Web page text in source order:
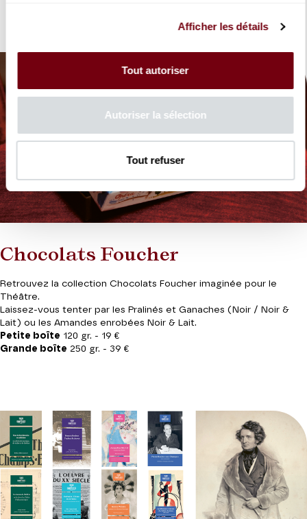
Afficher les détails
Tout autoriser
Autoriser la sélection
Tout refuser
Chocolats Foucher
Retrouvez la collection Chocolats Foucher imaginée pour le
Théâtre.
Laissez-vous tenter par les Pralinés et Ganaches (Noir / Noir &
Lait) ou les Amandes enrobées Noir & Lait.
Petite boîte 120 gr. - 19 €
Grande boîte 250 gr. - 39 €